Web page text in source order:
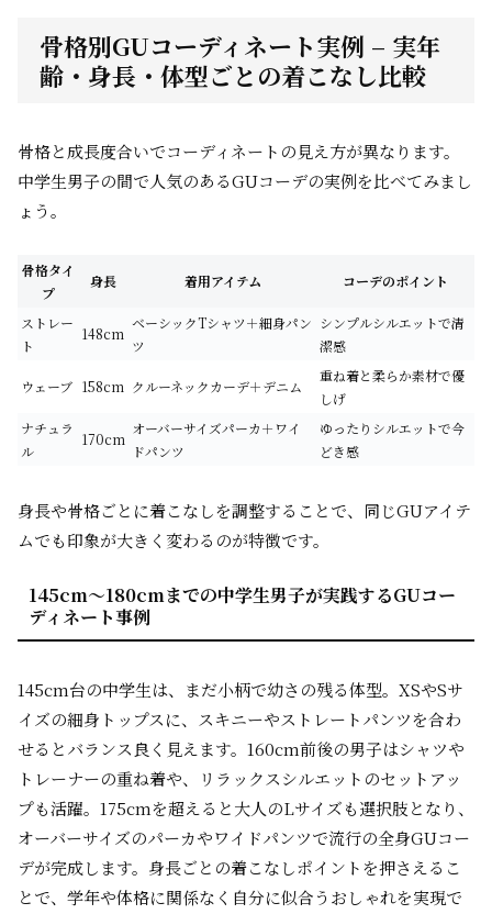
骨格別GUコーディネート実例 – 実年
齢・身長・体型ごとの着こなし比較
骨格と成長度合いでコーディネートの見え方が異なります。
中学生男子の間で人気のあるGUコーデの実例を比べてみまし
ょう。
骨格タイ
プ
身長 着用アイテム コーデのポイント
ストレー
ト
148cm
ベーシックTシャツ＋細身パン
ツ
シンプルシルエットで清
潔感
ウェーブ 158cm クルーネックカーデ＋デニム
重ね着と柔らか素材で優
しげ
ナチュラ
ル
170cm
オーバーサイズパーカ＋ワイ
ドパンツ
ゆったりシルエットで今
どき感
身長や骨格ごとに着こなしを調整することで、同じGUアイテ
ムでも印象が大きく変わるのが特徴です。
145cm〜180cmまでの中学生男子が実践するGUコー
ディネート事例
145cm台の中学生は、まだ小柄で幼さの残る体型。XSやSサ
イズの細身トップスに、スキニーやストレートパンツを合わ
せるとバランス良く見えます。160cm前後の男子はシャツや
トレーナーの重ね着や、リラックスシルエットのセットアッ
プも活躍。175cmを超えると大人のLサイズも選択肢となり、
オーバーサイズのパーカやワイドパンツで流行の全身GUコー
デが完成します。身長ごとの着こなしポイントを押さえるこ
とで、学年や体格に関係なく自分に似合うおしゃれを実現で